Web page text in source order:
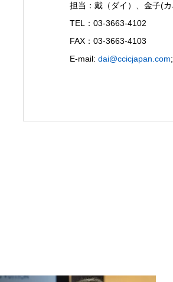
担当：戴（ダイ）、金子(カ
TEL：03-3663-4102
FAX：03-3663-4103
E-mail: dai@ccicjapan.com;